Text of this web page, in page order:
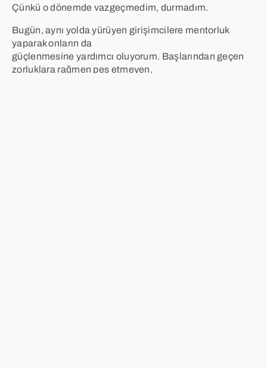
Çünkü o dönemde vazgeçmedim, durmadım.
Bugün, aynı yolda yürüyen girişimcilere mentorluk
yaparak onların da
güçlenmesine yardımcı oluyorum. Başlarından geçen
zorluklara rağmen pes etmeyen,